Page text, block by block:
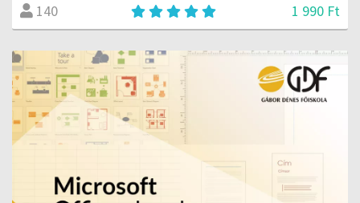
140 1 990 Ft